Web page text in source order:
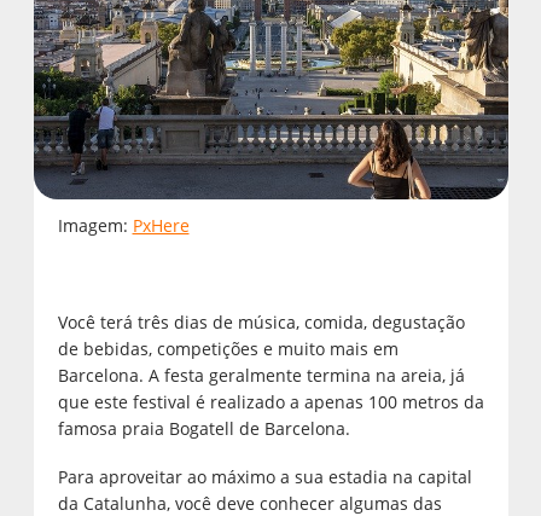
Imagem: PxHere
Você terá três dias de música, comida, degustação
de bebidas, competições e muito mais em
Barcelona. A festa geralmente termina na areia, já
que este festival é realizado a apenas 100 metros da
famosa praia Bogatell de Barcelona.
Para aproveitar ao máximo a sua estadia na capital
da Catalunha, você deve conhecer algumas das